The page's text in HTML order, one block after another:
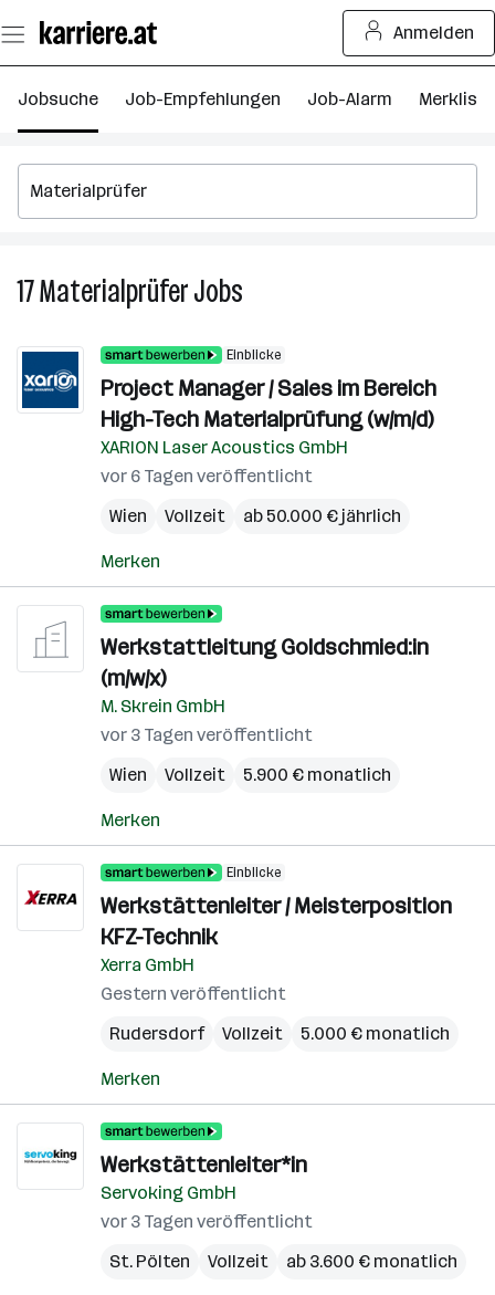
Seiteninhalt
springen
Anmelden
Jobsuche Job-Empfehlungen Job-Alarm Merkliste
17MaterialprüferJobs
Einblicke
Project Manager / Sales im Bereich
High-Tech Materialprüfung (w/m/d)
XARION Laser Acoustics GmbH
vor 6 Tagen veröffentlicht
Wien
Vollzeit ab 50.000 € jährlich
Merken
Werkstattleitung Goldschmied:in
(m/w/x)
M. Skrein GmbH
vor 3 Tagen veröffentlicht
Wien
Vollzeit 5.900 € monatlich
Merken
Einblicke
Werkstättenleiter / Meisterposition
KFZ-Technik
Xerra GmbH
Gestern veröffentlicht
Rudersdorf
Vollzeit 5.000 € monatlich
Merken
Werkstättenleiter*in
Servoking GmbH
vor 3 Tagen veröffentlicht
St. Pölten
Vollzeit ab 3.600 € monatlich